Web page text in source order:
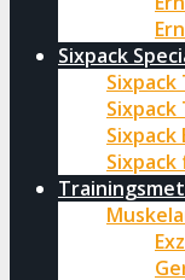
Sixpack
Sixpack